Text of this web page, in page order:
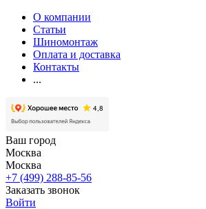
О компании
Статьи
Шиномонтаж
Оплата и доставка
Контакты
...
Ваш город
Москва
Москва
+7 (499) 288-85-56
Заказать звонок
Войти